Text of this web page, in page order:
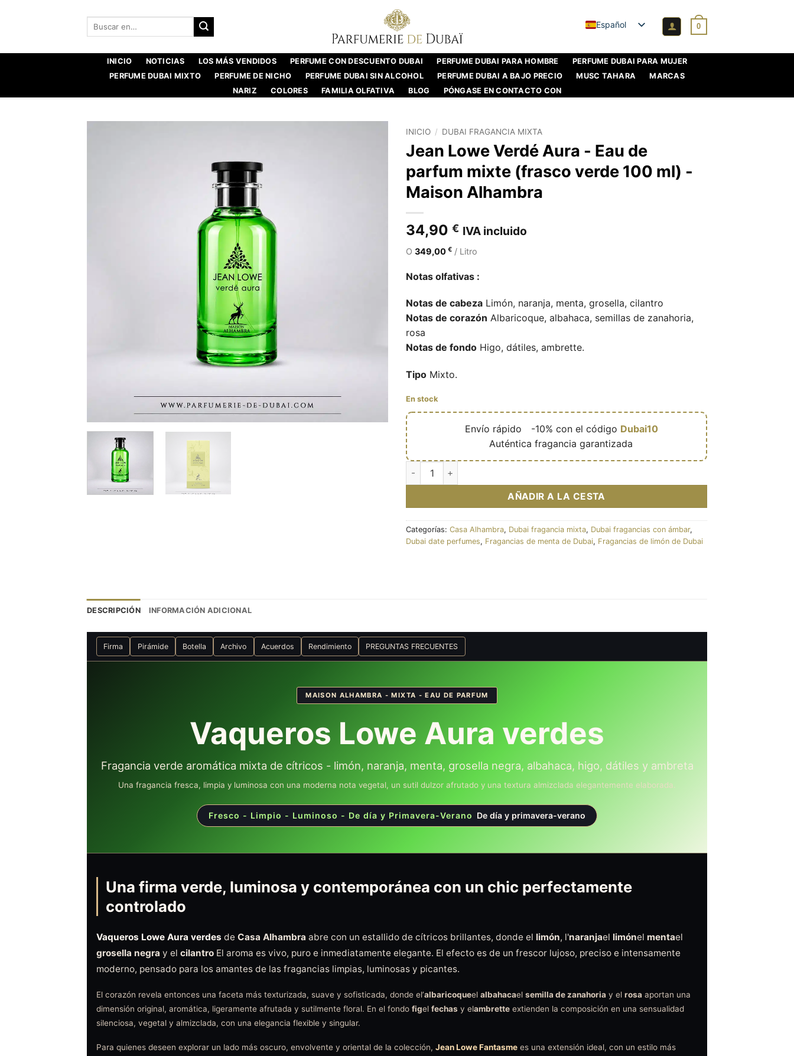
Buscar: Español 0
INICIO NOTICIAS LOS MÁS VENDIDOS PERFUME CON DESCUENTO DUBAI PERFUME DUBAI PARA HOMBRE
PERFUME DUBAI PARA MUJER
PERFUME DUBAI MIXTO
PERFUME DE NICHO PERFUME DUBAI SIN ALCOHOL PERFUME DUBAI A BAJO PRECIO MUSC TAHARA
MARCAS
NARIZ
COLORES FAMILIA OLFATIVA BLOG PÓNGASE EN CONTACTO CON
INICIO / DUBAI FRAGANCIA MIXTA
Jean Lowe Verdé Aura - Eau de
parfum mixte (frasco verde 100 ml) -
Maison Alhambra
34,90 € IVA incluido
O 349,00 € / Litro
Notas olfativas :
Notas de cabeza Limón, naranja, menta, grosella, cilantro
Notas de corazón Albaricoque, albahaca, semillas de zanahoria,
rosa
Notas de fondo Higo, dátiles, ambrette.
Tipo Mixto.
En stock
Envío rápido -10% con el código Dubai10
Auténtica fragancia garantizada
Jean Lowe Verdé Aura – Eau de parfum mixte (flacon vert 100 ml) – Maison Alhambra cantidad
AÑADIR A LA CESTA
Categorías: Casa Alhambra, Dubai fragancia mixta, Dubai fragancias con ámbar,
Dubai date perfumes, Fragancias de menta de Dubai, Fragancias de limón de Dubai
DESCRIPCIÓN INFORMACIÓN ADICIONAL
Firma Pirámide Botella Archivo Acuerdos Rendimiento PREGUNTAS FRECUENTES
MAISON ALHAMBRA - MIXTA - EAU DE PARFUM
Vaqueros Lowe Aura verdes
Fragancia verde aromática mixta de cítricos - limón, naranja, menta, grosella negra, albahaca, higo, dátiles y ambreta
Una fragancia fresca, limpia y luminosa con una moderna nota vegetal, un sutil dulzor afrutado y una textura almizclada elegantemente elaborada.
Fresco - Limpio - Luminoso - De día y Primavera-Verano De día y primavera-verano
Una firma verde, luminosa y contemporánea con un chic perfectamente
controlado
Vaqueros Lowe Aura verdes de Casa Alhambra abre con un estallido de cítricos brillantes, donde el limón, l'naranjael limónel mentael
grosella negra y el cilantro El aroma es vivo, puro e inmediatamente elegante. El efecto es de un frescor lujoso, preciso e intensamente
moderno, pensado para los amantes de las fragancias limpias, luminosas y picantes.
El corazón revela entonces una faceta más texturizada, suave y sofisticada, donde el’albaricoqueel albahacael semilla de zanahoria y el rosa aportan una
dimensión original, aromática, ligeramente afrutada y sutilmente floral. En el fondo figel fechas y elambrette extienden la composición en una sensualidad
silenciosa, vegetal y almizclada, con una elegancia flexible y singular.
Para quienes deseen explorar un lado más oscuro, envolvente y oriental de la colección, Jean Lowe Fantasme es una extensión ideal, con un estilo más